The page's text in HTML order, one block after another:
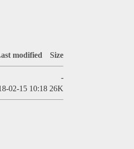
modified Size
-
02-15 10:18 26K